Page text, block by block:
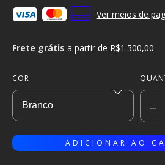
Ver meios de
Frete grátis a partir de R$1.500,00
COR